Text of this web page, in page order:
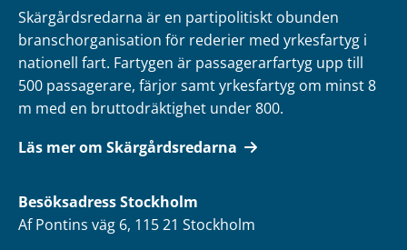
Skärgårdsredarna är en partipolitiskt obunden
branschorganisation för rederier med yrkesfartyg i
nationell fart. Fartygen är passagerarfartyg upp till
500 passagerare, färjor samt yrkesfartyg om minst 8
m med en bruttodräktighet under 800.
Läs mer om Skärgårdsredarna
BesöksadressStockholm
Af Pontins väg 6, 115 21 Stockholm